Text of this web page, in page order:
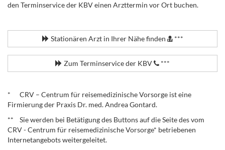
den Terminservice der KBV einen Arzttermin vor Ort buchen.
Stationären Arzt in Ihrer Nähe finden ***
Zum Terminservice der KBV ***
* CRV – Centrum für reisemedizinische Vorsorge ist eine
Firmierung der Praxis Dr. med. Andrea Gontard.
** Sie werden bei Betätigung des Buttons auf die Seite des vom
CRV - Centrum für reisemedizinische Vorsorge* betriebenen
Internetangebots weitergeleitet.